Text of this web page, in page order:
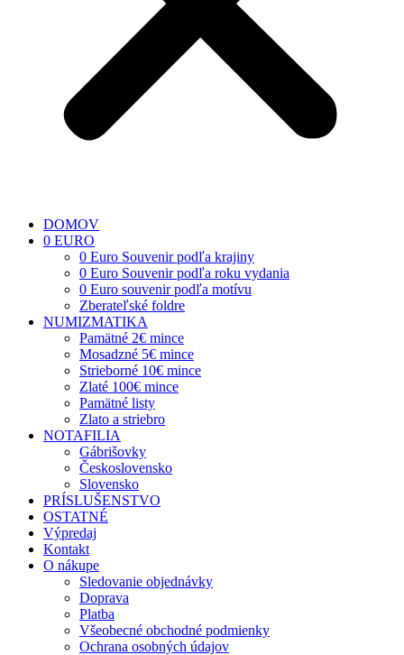
DOMOV
0 EURO
0 Euro Souvenir podľa krajiny
0 Euro Souvenir podľa roku vydania
0 Euro souvenir podľa motívu
Zberateľské foldre
NUMIZMATIKA
Pamätné 2€ mince
Mosadzné 5€ mince
Strieborné 10€ mince
Zlaté 100€ mince
Pamätné listy
Zlato a striebro
NOTAFILIA
Gábrišovky
Československo
Slovensko
PRÍSLUŠENSTVO
OSTATNÉ
Výpredaj
Kontakt
O nákupe
Sledovanie objednávky
Doprava
Platba
Všeobecné obchodné podmienky
Ochrana osobných údajov